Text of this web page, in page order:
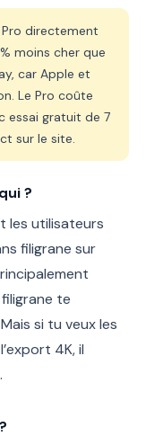
directement
moins cher que
car Apple et
Le Pro coûte
essai gratuit de 7
sur le site.
?
les utilisateurs
filigrane sur
te
si tu veux les
4K, il